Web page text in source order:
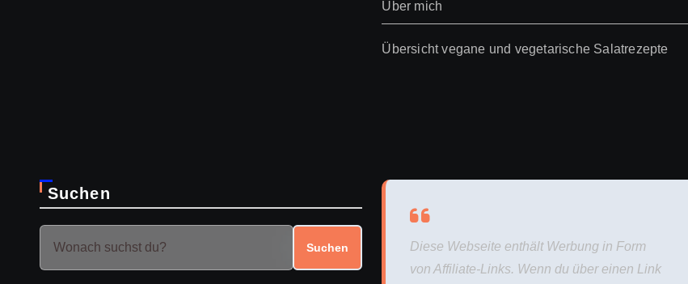
Über mich
Übersicht vegane und vegetarische Salatrezepte
Suchen
Suchen
Diese Webseite enthält Werbung in Form
von Affiliate-Links. Wenn du über einen Link